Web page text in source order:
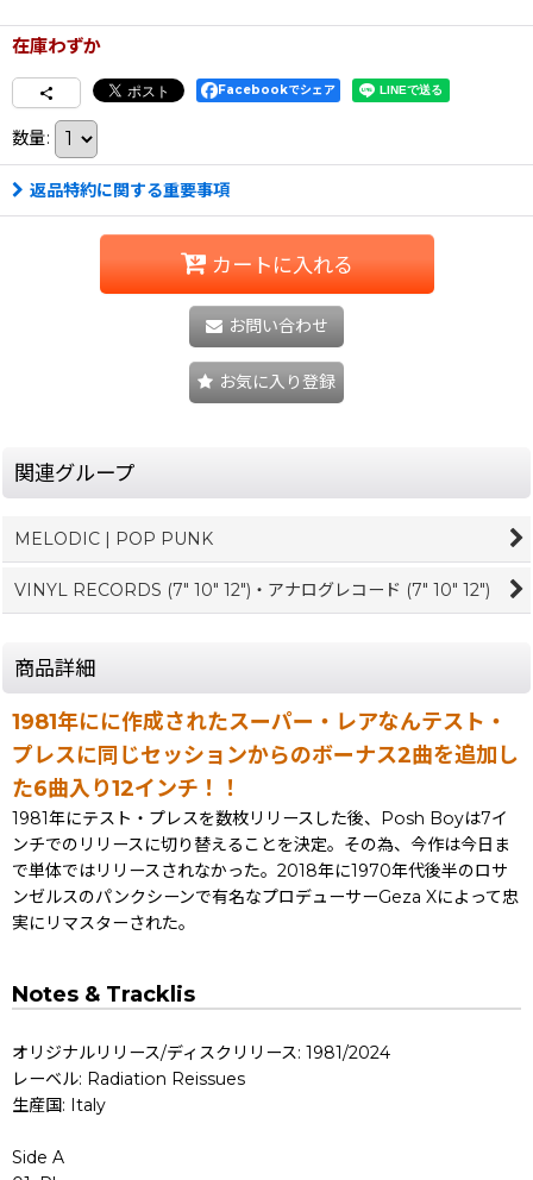
在庫わずか
Facebookでシェア
数量:
返品特約に関する重要事項
カートに入れる
お問い合わせ
お気に入り登録
関連グループ
MELODIC | POP PUNK
VINYL RECORDS (7" 10" 12")・アナログレコード (7" 10" 12")
商品詳細
1981年にに作成されたスーパー・レアなんテスト・
プレスに同じセッションからのボーナス2曲を追加し
た6曲入り12インチ！！
1981年にテスト・プレスを数枚リリースした後、Posh Boyは7イ
ンチでのリリースに切り替えることを決定。その為、今作は今日ま
で単体ではリリースされなかった。2018年に1970年代後半のロサ
ンゼルスのパンクシーンで有名なプロデューサーGeza Xによって忠
実にリマスターされた。
Notes & Tracklis
オリジナルリリース/ディスクリリース: 1981/2024
レーベル: Radiation Reissues
生産国: Italy
Side A